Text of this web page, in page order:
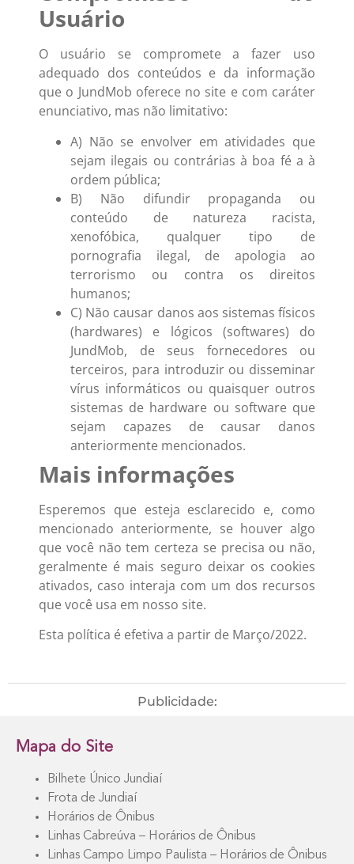
Usuário
O usuário se compromete a fazer uso
adequado dos conteúdos e da informação
que o JundMob oferece no site e com caráter
enunciativo, mas não limitativo:
A) Não se envolver em atividades que
sejam ilegais ou contrárias à boa fé a à
ordem pública;
B) Não difundir propaganda ou
conteúdo de natureza racista,
xenofóbica, qualquer tipo de
pornografia ilegal, de apologia ao
terrorismo ou contra os direitos
humanos;
C) Não causar danos aos sistemas físicos
(hardwares) e lógicos (softwares) do
JundMob, de seus fornecedores ou
terceiros, para introduzir ou disseminar
vírus informáticos ou quaisquer outros
sistemas de hardware ou software que
sejam capazes de causar danos
anteriormente mencionados.
Mais informações
Esperemos que esteja esclarecido e, como
mencionado anteriormente, se houver algo
que você não tem certeza se precisa ou não,
geralmente é mais seguro deixar os cookies
ativados, caso interaja com um dos recursos
que você usa em nosso site.
Esta política é efetiva a partir de Março/2022.
Publicidade:
Mapa do Site
Bilhete Único Jundiaí
Frota de Jundiaí
Horários de Ônibus
Linhas Cabreúva – Horários de Ônibus
Linhas Campo Limpo Paulista – Horários de Ônibus